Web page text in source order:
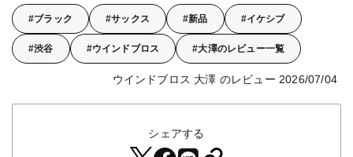
ブラック サックス 新品 イケシブ
渋谷 ウインドブロス 大澤のレビュー一覧
ウインドブロス 大澤 のレビュー 2026/07/04
シェアする